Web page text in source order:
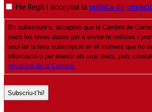
P
o
d
He llegit i acceptat la política de
En subscriure’s, acceptes que la Cambra de
tracti les teves dades per a enviar-te notícies i
anul·lar la teva subscripció en el moment que ho
informació o per exercir els teus drets, pots
privacitat de la Cambra.